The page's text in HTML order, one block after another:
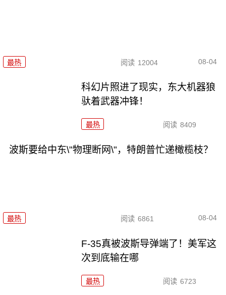
最热 阅读 12004 08-04
科幻片照进了现实，东大机器狼
驮着武器冲锋！
最热 阅读 8409
波斯要给中东\"物理断网\"，特朗普忙递橄榄枝？
最热 阅读 6861 08-04
F-35真被波斯导弹端了！美军这
次到底输在哪
最热 阅读 6723